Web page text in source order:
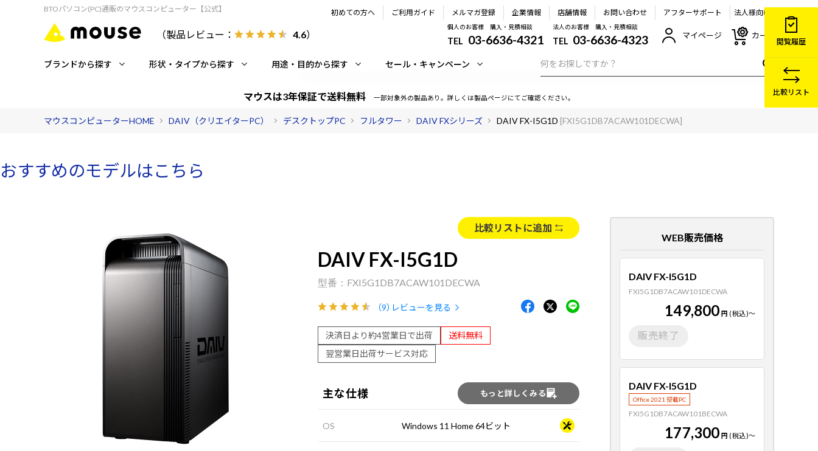
BTOパソコン(PC)通販のマウスコンピューター【公式】
（製品レビュー： 4.6）
初めての方へ ご利用ガイド メルマガ登録 企業情報 店舗情報 お問い合わせ アフターサポート 法人様向け
個人のお客様 購入・見積相談
TEL 03-6636-4321
法人のお客様 購入・見積相談
TEL 03-6636-4323 マイページ カート
ブランドから探す 形状・タイプから探す 用途・目的から探す セール・キャンペーン
マウスは3年保証で送料無料 一部対象外の製品あり。詳しくは製品ページにてご確認ください。
マウスコンピューターHOME DAIV（クリエイターPC） デスクトップPC フルタワー DAIV FXシリーズ DAIV FX-I5G1D [FXI5G1DB7ACAW101DECWA]
おすすめのモデルはこちら
比較リストに追加
DAIV FX-I5G1D
FXI5G1DB7ACAW101DECWA
（9）レビューを見る
決済日より約4営業日で出荷
送料無料
翌営業日出荷サービス対応
主な仕様 もっと詳しくみる
OS Windows 11 Home 64ビット
WEB販売価格
DAIV FX-I5G1D
FXI5G1DB7ACAW101DECWA
149,800 円 (税込)～
販売終了
DAIV FX-I5G1D
Office 2021 搭載PC
FXI5G1DB7ACAW101BECWA
177,300 円 (税込)～
閲覧履歴
比較リスト